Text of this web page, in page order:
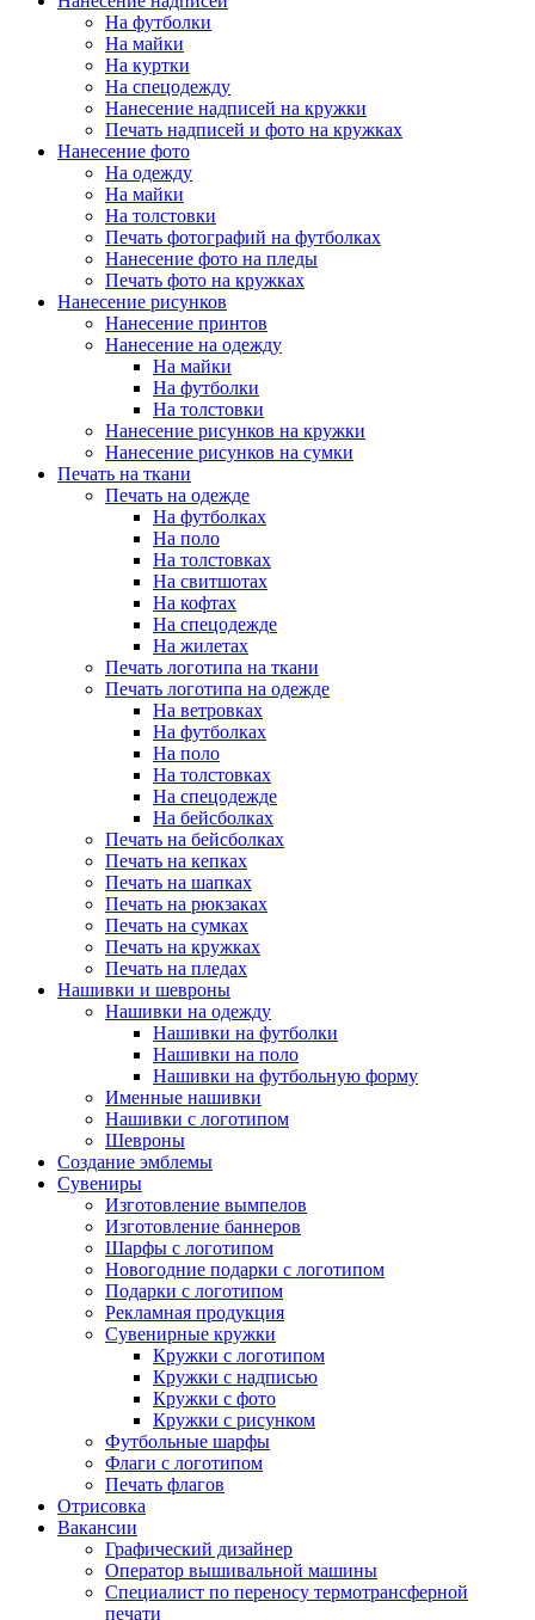
На футболки
На майки
На куртки
На спецодежду
Нанесение надписей на кружки
Печать надписей и фото на кружках
Нанесение фото
На одежду
На майки
На толстовки
Печать фотографий на футболках
Нанесение фото на пледы
Печать фото на кружках
Нанесение рисунков
Нанесение принтов
Нанесение на одежду
На майки
На футболки
На толстовки
Нанесение рисунков на кружки
Нанесение рисунков на сумки
Печать на ткани
Печать на одежде
На футболках
На поло
На толстовках
На свитшотах
На кофтах
На спецодежде
На жилетах
Печать логотипа на ткани
Печать логотипа на одежде
На ветровках
На футболках
На поло
На толстовках
На спецодежде
На бейсболках
Печать на бейсболках
Печать на кепках
Печать на шапках
Печать на рюкзаках
Печать на сумках
Печать на кружках
Печать на пледах
Нашивки и шевроны
Нашивки на одежду
Нашивки на футболки
Нашивки на поло
Нашивки на футбольную форму
Именные нашивки
Нашивки с логотипом
Шевроны
Создание эмблемы
Сувениры
Изготовление вымпелов
Изготовление баннеров
Шарфы с логотипом
Новогодние подарки с логотипом
Подарки с логотипом
Рекламная продукция
Сувенирные кружки
Кружки с логотипом
Кружки с надписью
Кружки с фото
Кружки с рисунком
Футбольные шарфы
Флаги с логотипом
Печать флагов
Отрисовка
Вакансии
Графический дизайнер
Оператор вышивальной машины
Специалист по переносу термотрансферной
печати